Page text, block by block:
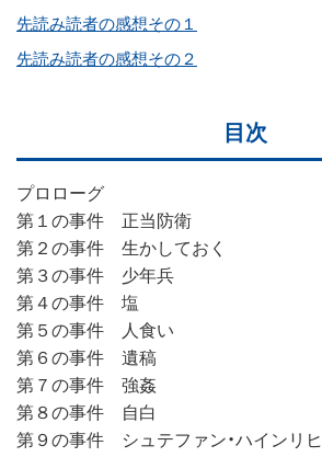
先読み読者の感想その１
先読み読者の感想その２
目次
プロローグ
第１の事件 正当防衛
第２の事件 生かしておく
第３の事件 少年兵
第４の事件 塩
第５の事件 人食い
第６の事件 遺稿
第７の事件 強姦
第８の事件 自白
第９の事件 シュテファン・ハインリヒ